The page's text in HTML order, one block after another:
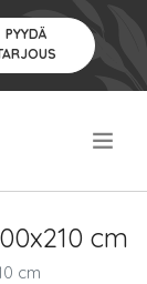
PYYDÄ
cm
cm